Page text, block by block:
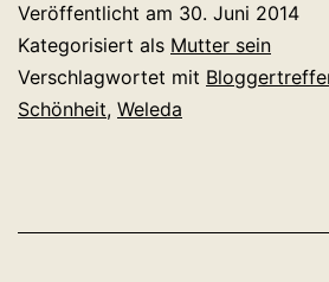
Veröffentlicht am 30. Juni 2014
Kategorisiert als Mutter sein
Verschlagwortet mit
Schönheit, Weleda